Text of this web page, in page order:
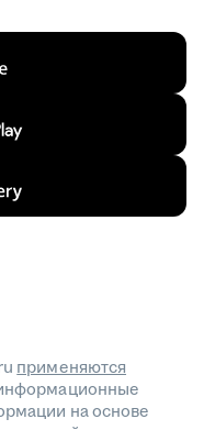
применяются
на основе